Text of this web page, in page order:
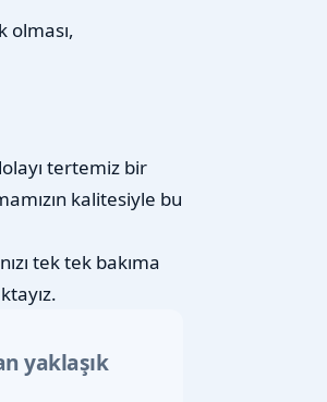
olması,
tertemiz bir
kalitesiyle bu
tek tek bakıma
yaklaşık